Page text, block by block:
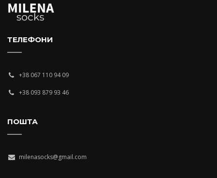
ТЕЛЕФОНИ
+38 067 110 94 09
+38 093 879 93 46
ПОШТА
milenasocks@gmail.com